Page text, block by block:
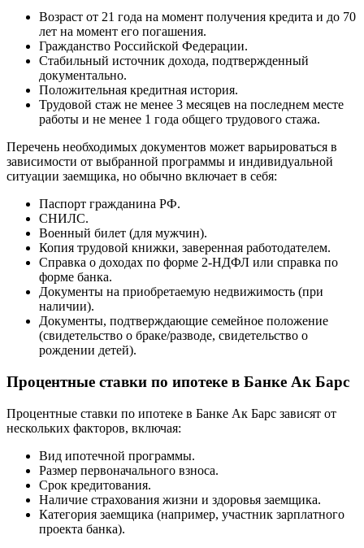
Возраст от 21 года на момент получения кредита и до 70
лет на момент его погашения.
Гражданство Российской Федерации.
Стабильный источник дохода, подтвержденный
документально.
Положительная кредитная история.
Трудовой стаж не менее 3 месяцев на последнем месте
работы и не менее 1 года общего трудового стажа.
Перечень необходимых документов может варьироваться в
зависимости от выбранной программы и индивидуальной
ситуации заемщика, но обычно включает в себя:
Паспорт гражданина РФ.
СНИЛС.
Военный билет (для мужчин).
Копия трудовой книжки, заверенная работодателем.
Справка о доходах по форме 2-НДФЛ или справка по
форме банка.
Документы на приобретаемую недвижимость (при
наличии).
Документы, подтверждающие семейное положение
(свидетельство о браке/разводе, свидетельство о
рождении детей).
Процентные ставки по ипотеке в Банке Ак Барс
Процентные ставки по ипотеке в Банке Ак Барс зависят от
нескольких факторов, включая:
Вид ипотечной программы.
Размер первоначального взноса.
Срок кредитования.
Наличие страхования жизни и здоровья заемщика.
Категория заемщика (например, участник зарплатного
проекта банка).